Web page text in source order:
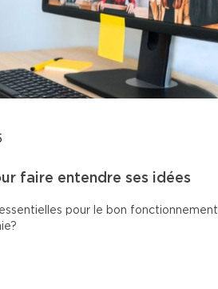
faire entendre ses idées
pour le bon fonctionnement